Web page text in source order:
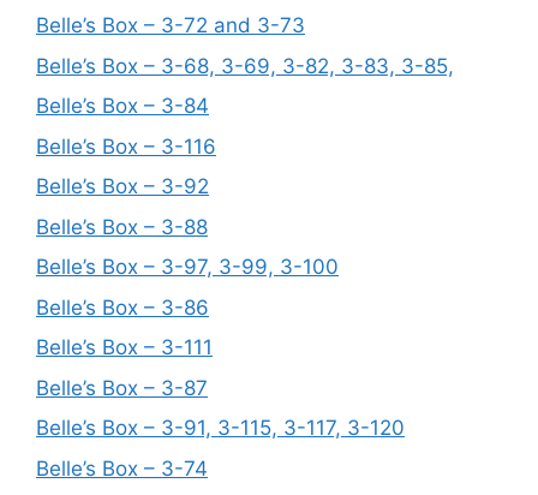
Belle’s Box – 3-72 and 3-73
Belle’s Box – 3-68, 3-69, 3-82, 3-83, 3-85,
Belle’s Box – 3-84
Belle’s Box – 3-116
Belle’s Box – 3-92
Belle’s Box – 3-88
Belle’s Box – 3-97, 3-99, 3-100
Belle’s Box – 3-86
Belle’s Box – 3-111
Belle’s Box – 3-87
Belle’s Box – 3-91, 3-115, 3-117, 3-120
Belle’s Box – 3-74